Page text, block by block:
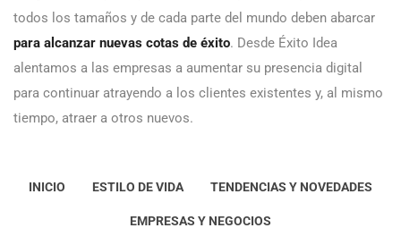
todos los tamaños y de cada parte del mundo deben abarcar
para alcanzar nuevas cotas de éxito. Desde Éxito Idea
alentamos a las empresas a aumentar su presencia digital
para continuar atrayendo a los clientes existentes y, al mismo
tiempo, atraer a otros nuevos.
INICIO ESTILO DE VIDA TENDENCIAS Y NOVEDADES
EMPRESAS Y NEGOCIOS